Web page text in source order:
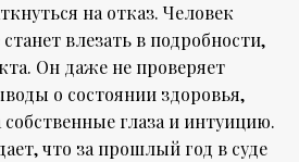
на отказ. Человек
влезать в подробности,
Он даже не проверяет
о состоянии здоровья,
собственные глаза и интуицию.
что за прошлый год в суде